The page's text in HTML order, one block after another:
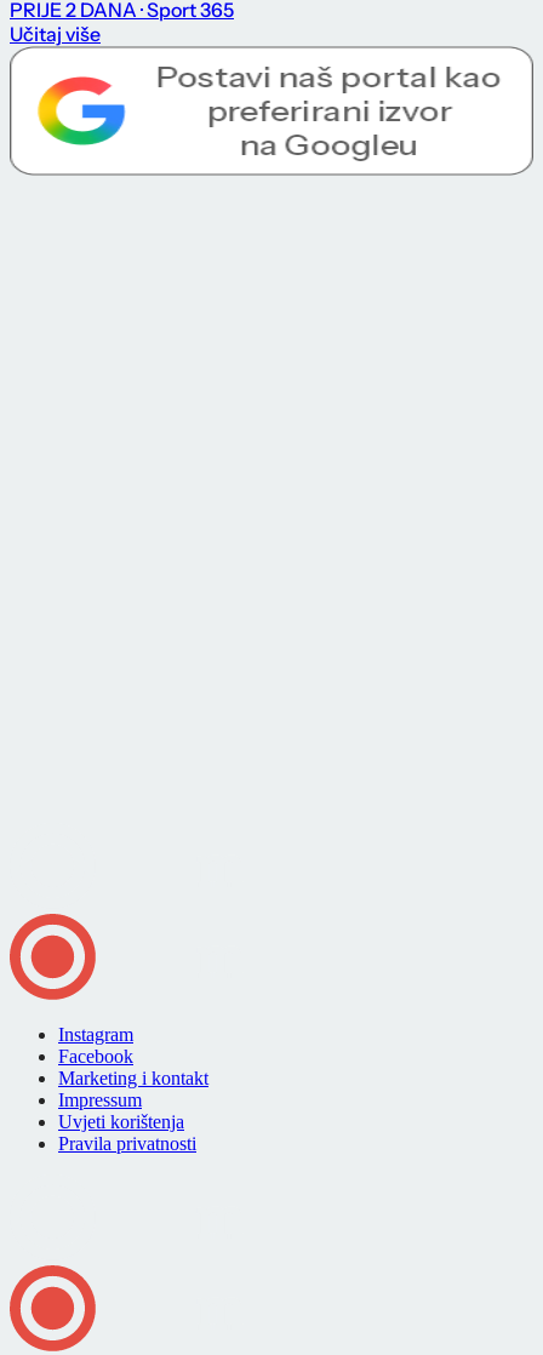
PRIJE 2 DANA · Sport 365
Učitaj više
Instagram
Facebook
Marketing i kontakt
Impressum
Uvjeti korištenja
Pravila privatnosti